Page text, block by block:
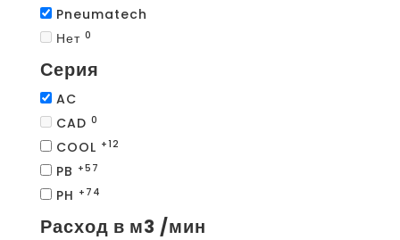
Pneumatech
Нет 0
Серия
AC
CAD 0
COOL +12
PB +57
PH +74
Расход в м3 /мин